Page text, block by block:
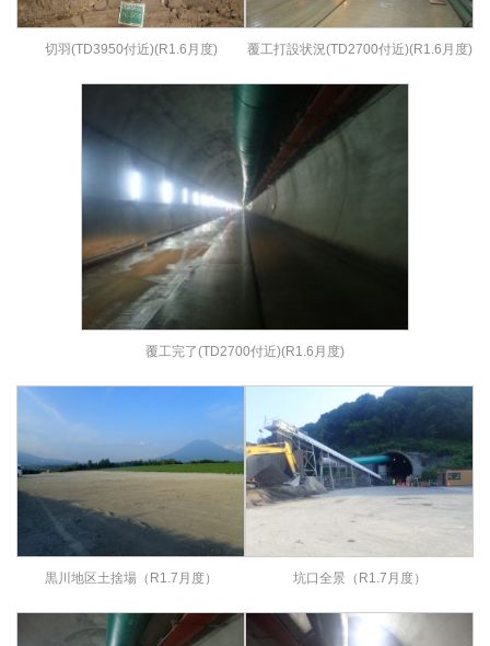
切羽(TD3950付近)(R1.6月度) 覆工打設状況(TD2700付近)(R1.6月度)
覆工完了(TD2700付近)(R1.6月度)
黒川地区土捨場（R1.7月度） 坑口全景（R1.7月度）